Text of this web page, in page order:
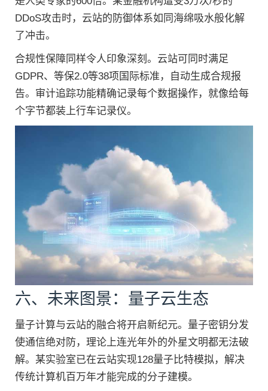
DDoS攻击时，云站的防御体系如同海绵吸水般化解
了冲击。
合规性保障同样令人印象深刻。云站可同时满足
GDPR、等保2.0等38项国际标准，自动生成合规报
告。审计追踪功能精确记录每个数据操作，就像给每
个字节都装上行车记录仪。
六、未来图景：量子云生态
量子计算与云站的融合将开启新纪元。量子密钥分发
使通信绝对防，理论上连光年外的外星文明都无法破
解。某实验室已在云站实现128量子比特模拟，解决
传统计算机百万年才能完成的分子建模。